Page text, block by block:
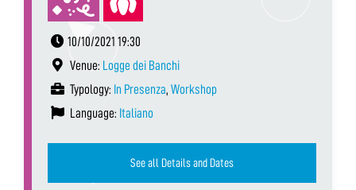
10/10/2021 19:30
Venue: Logge dei Banchi
Typology: In Presenza, Workshop
Language: Italiano
See all Details and Dates